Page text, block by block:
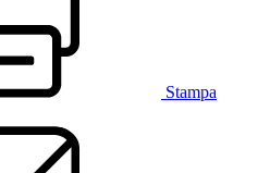
Stampa